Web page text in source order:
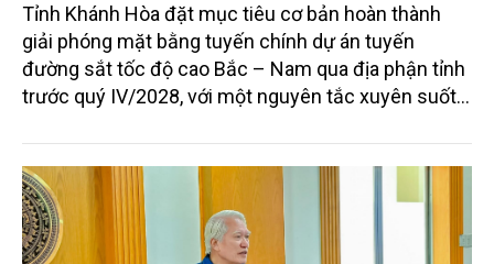
Tỉnh Khánh Hòa đặt mục tiêu cơ bản hoàn thành
giải phóng mặt bằng tuyến chính dự án tuyến
đường sắt tốc độ cao Bắc – Nam qua địa phận tỉnh
trước quý IV/2028, với một nguyên tắc xuyên suốt: